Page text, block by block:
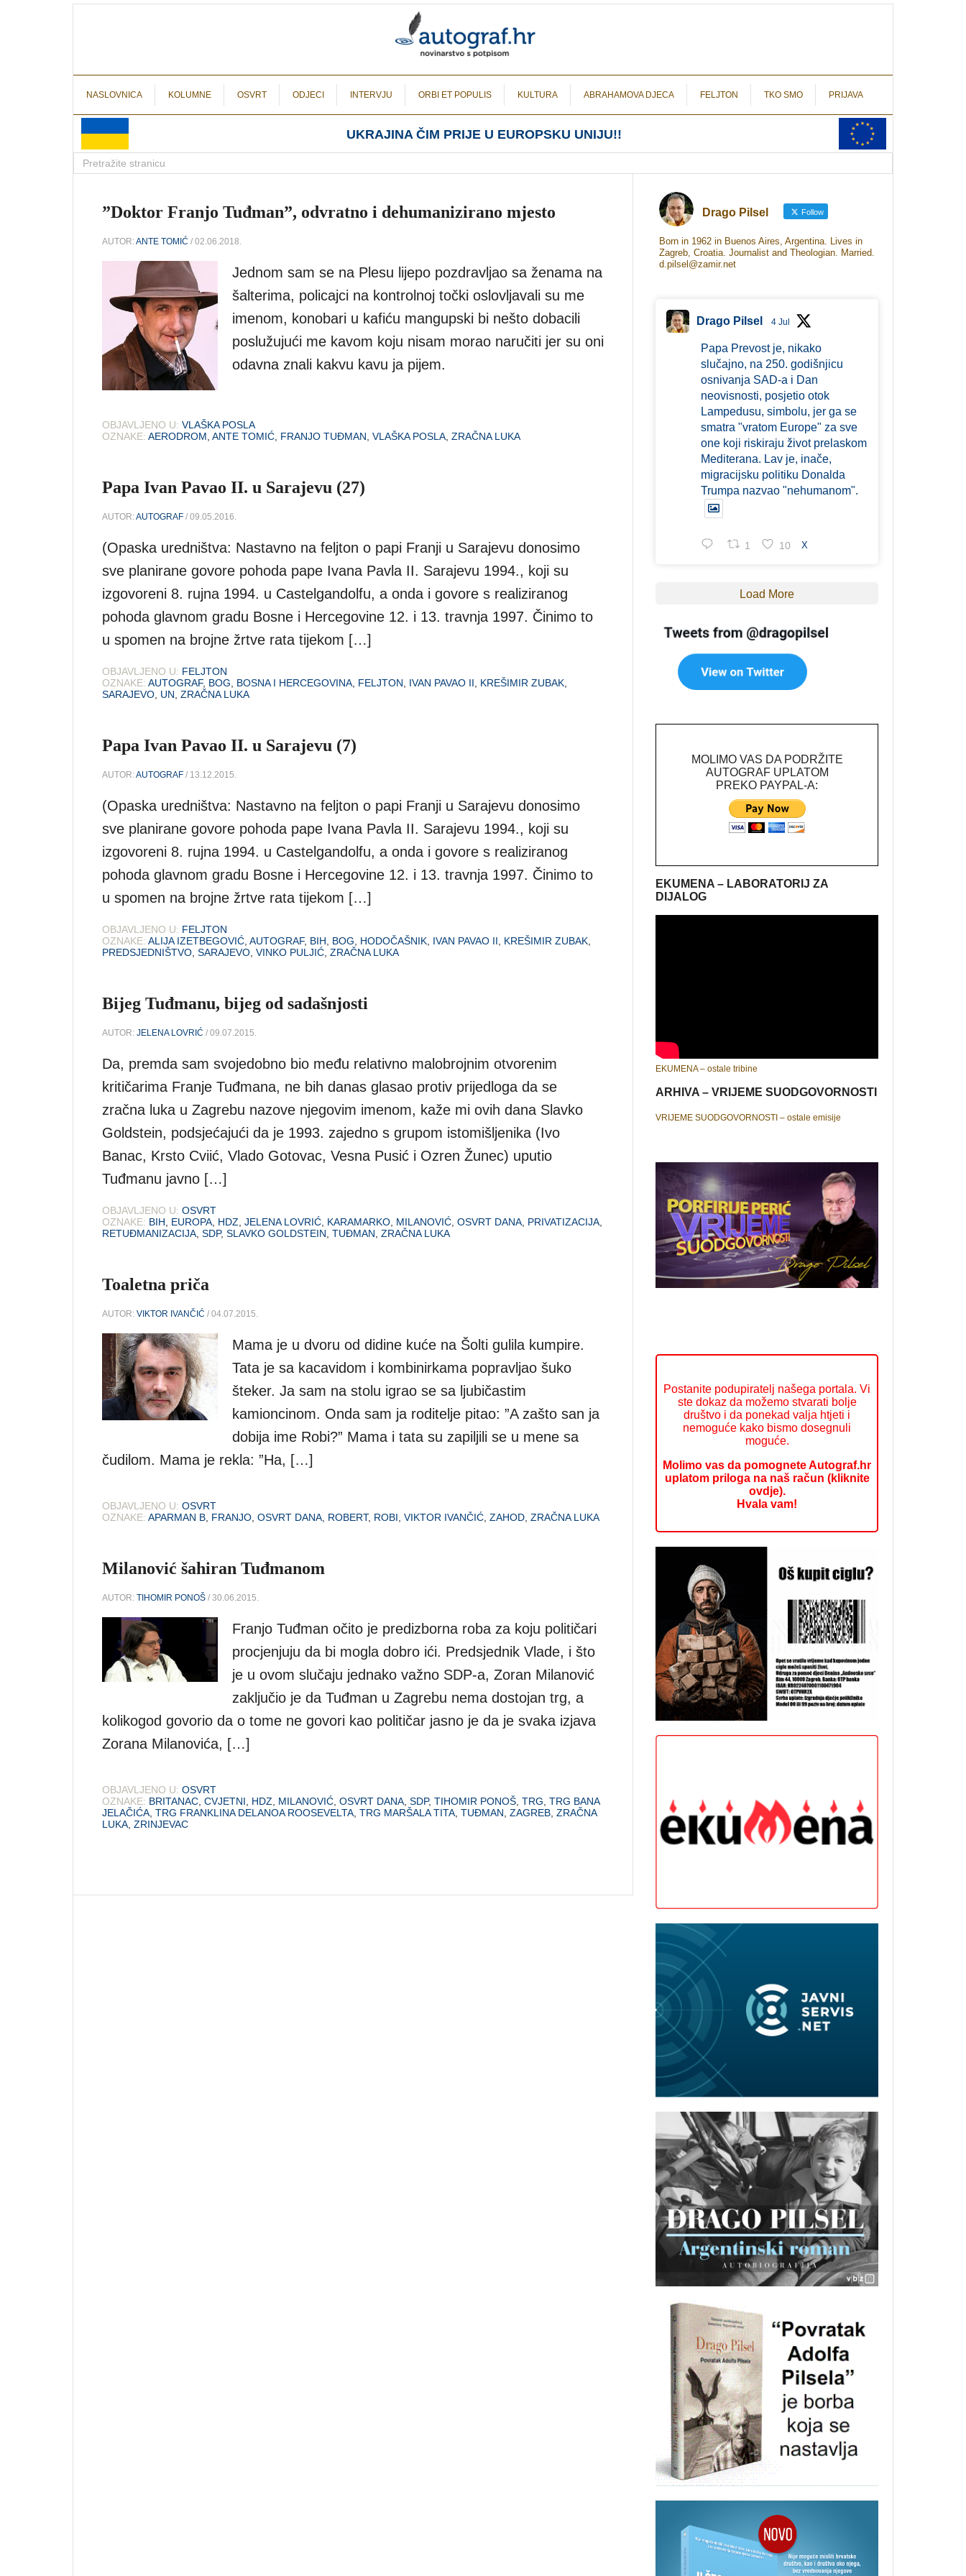
NASLOVNICA KOLUMNE OSVRT ODJECI INTERVJU ORBI ET POPULIS KULTURA ABRAHAMOVA DJECA FELJTON TKO SMO PRIJAVA
UKRAJINA ČIM PRIJE U EUROPSKU UNIJU!!
”Doktor Franjo Tuđman”, odvratno i dehumanizirano mjesto
AUTOR:ANTE TOMIĆ / 02.06.2018.
Jednom sam se na Plesu lijepo pozdravljao sa ženama na
šalterima, policajci na kontrolnoj točki oslovljavali su me
imenom, konobari u kafiću mangupski bi nešto dobacili
poslužujući me kavom koju nisam morao naručiti jer su oni
odavna znali kakvu kavu ja pijem.
OBJAVLJENO U: VLAŠKA POSLA
OZNAKE: AERODROM ANTE TOMIĆ FRANJO TUĐMAN VLAŠKA POSLA ZRAČNA LUKA
Papa Ivan Pavao II. u Sarajevu (27)
AUTOR:AUTOGRAF / 09.05.2016.
(Opaska uredništva: Nastavno na feljton o papi Franji u Sarajevu donosimo
sve planirane govore pohoda pape Ivana Pavla II. Sarajevu 1994., koji su
izgovoreni 8. rujna 1994. u Castelgandolfu, a onda i govore s realiziranog
pohoda glavnom gradu Bosne i Hercegovine 12. i 13. travnja 1997. Činimo to
u spomen na brojne žrtve rata tijekom […]
OBJAVLJENO U: FELJTON
OZNAKE: AUTOGRAF, BOG BOSNA I HERCEGOVINA FELJTON IVAN PAVAO II KREŠIMIR ZUBAK
SARAJEVO UN ZRAČNA LUKA
Papa Ivan Pavao II. u Sarajevu (7)
AUTOR:AUTOGRAF / 13.12.2015.
(Opaska uredništva: Nastavno na feljton o papi Franji u Sarajevu donosimo
sve planirane govore pohoda pape Ivana Pavla II. Sarajevu 1994., koji su
izgovoreni 8. rujna 1994. u Castelgandolfu, a onda i govore s realiziranog
pohoda glavnom gradu Bosne i Hercegovine 12. i 13. travnja 1997. Činimo to
u spomen na brojne žrtve rata tijekom […]
OBJAVLJENO U: FELJTON
OZNAKE: ALIJA IZETBEGOVIĆ AUTOGRAF, BIH BOG HODOČAŠNIK IVAN PAVAO II KREŠIMIR ZUBAK
PREDSJEDNIŠTVO SARAJEVO VINKO PULJIĆ ZRAČNA LUKA
Bijeg Tuđmanu, bijeg od sadašnjosti
AUTOR: JELENA LOVRIĆ / 09.07.2015.
Da, premda sam svojedobno bio među relativno malobrojnim otvorenim
kritičarima Franje Tuđmana, ne bih danas glasao protiv prijedloga da se
zračna luka u Zagrebu nazove njegovim imenom, kaže mi ovih dana Slavko
Goldstein, podsjećajući da je 1993. zajedno s grupom istomišljenika (Ivo
Banac, Krsto Cviić, Vlado Gotovac, Vesna Pusić i Ozren Žunec) uputio
Tuđmanu javno […]
OBJAVLJENO U: OSVRT
OZNAKE: BIH EUROPA HDZ JELENA LOVRIĆ KARAMARKO MILANOVIĆ OSVRT DANA PRIVATIZACIJA
RETUĐMANIZACIJA SDP, SLAVKO GOLDSTEIN TUĐMAN ZRAČNA LUKA
Toaletna priča
AUTOR: VIKTOR IVANČIĆ / 04.07.2015.
Mama je u dvoru od didine kuće na Šolti gulila kumpire.
Tata je sa kacavidom i kombinirkama popravljao šuko
šteker. Ja sam na stolu igrao se sa ljubičastim
kamioncinom. Onda sam ja roditelje pitao: ”A zašto san ja
dobija ime Robi?” Mama i tata su zapiljili se u mene sa
čudilom. Mama je rekla: ”Ha, […]
OBJAVLJENO U: OSVRT
OZNAKE: APARMAN B FRANJO OSVRT DANA ROBERT, ROBI VIKTOR IVANČIĆ ZAHOD ZRAČNA LUKA
Milanović šahiran Tuđmanom
AUTOR: TIHOMIR PONOŠ / 30.06.2015.
Franjo Tuđman očito je predizborna roba za koju političari
procjenjuju da bi mogla dobro ići. Predsjednik Vlade, i što
je u ovom slučaju jednako važno SDP-a, Zoran Milanović
zaključio je da Tuđman u Zagrebu nema dostojan trg, a
kolikogod govorio da o tome ne govori kao političar jasno je da je svaka izjava
Zorana Milanovića, […]
OBJAVLJENO U: OSVRT
OZNAKE: BRITANAC CVJETNI HDZ MILANOVIĆ OSVRT DANA SDP, TIHOMIR PONOŠ TRG TRG BANA
JELAČIĆA TRG FRANKLINA DELANOA ROOSEVELTA TRG MARŠALA TITA TUĐMAN ZAGREB ZRAČNA
LUKA ZRINJEVAC
Drago Pilsel Follow
Born in 1962 in Buenos Aires, Argentina. Lives in
Zagreb, Croatia. Journalist and Theologian. Married.
d.pilsel@zamir.net
Drago Pilsel 4 Jul
Papa Prevost je, nikako
slučajno, na 250. godišnjicu
osnivanja SAD-a i Dan
neovisnosti, posjetio otok
Lampedusu, simbolu, jer ga se
smatra "vratom Europe" za sve
one koji riskiraju život prelaskom
Mediterana. Lav je, inače,
migracijsku politiku Donalda
Trumpa nazvao "nehumanom".
1 10 X
Load More
MOLIMO VAS DA PODRŽITE
AUTOGRAF UPLATOM
PREKO PAYPAL-A:
EKUMENA – LABORATORIJ ZA
DIJALOG
EKUMENA – ostale tribine
ARHIVA – VRIJEME SUODGOVORNOSTI
VRIJEME SUODGOVORNOSTI – ostale emisije
Postanite podupiratelj našega portala. Vi
ste dokaz da možemo stvarati bolje
društvo i da ponekad valja htjeti i
nemoguće kako bismo dosegnuli
moguće.
Molimo vas da pomognete Autograf.hr
uplatom priloga na naš račun (kliknite
ovdje).
Hvala vam!